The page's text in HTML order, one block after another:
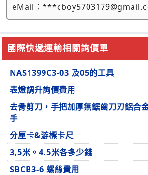
eMail：
國際快遞運輸相關詢價單
NAS1399C3-03 及05的工具
表燈調升詢價費用
去骨剪刀，手把加厚無鋸齒刀刃鋁合
手
分厘卡&游標卡尺
3,5米。4.5米各多少錢
SBCB3-6 螺絲費用